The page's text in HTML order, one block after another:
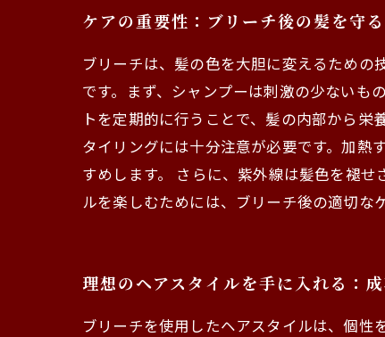
ケアの重要性：ブリーチ後の髪を守
ブリーチは、髪の色を大胆に変えるため
です。まず、シャンプーは刺激の少ないも
トを定期的に行うことで、髪の内部から
タイリングには十分注意が必要です。加熱
すめします。 さらに、紫外線は髪色を褪
ルを楽しむためには、ブリーチ後の適切な
理想のヘアスタイルを手に入れる：
ブリーチを使用したヘアスタイルは、個性